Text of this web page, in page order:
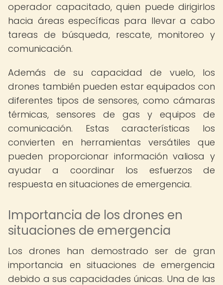
operador capacitado, quien puede dirigirlos
hacia áreas específicas para llevar a cabo
tareas de búsqueda, rescate, monitoreo y
comunicación.
Además de su capacidad de vuelo, los
drones también pueden estar equipados con
diferentes tipos de sensores, como cámaras
térmicas, sensores de gas y equipos de
comunicación. Estas características los
convierten en herramientas versátiles que
pueden proporcionar información valiosa y
ayudar a coordinar los esfuerzos de
respuesta en situaciones de emergencia.
Importancia de los drones en
situaciones de emergencia
Los drones han demostrado ser de gran
importancia en situaciones de emergencia
debido a sus capacidades únicas. Una de las